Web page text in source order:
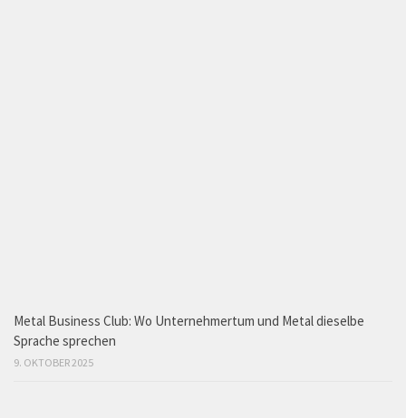
Metal Business Club: Wo Unternehmertum und Metal dieselbe
Sprache sprechen
9. OKTOBER 2025